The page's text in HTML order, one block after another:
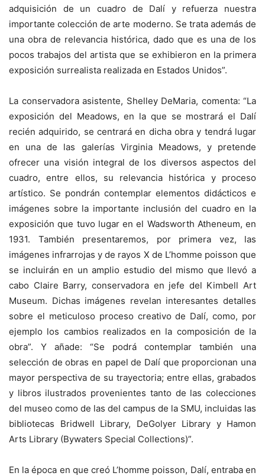
adquisición de un cuadro de Dalí y refuerza nuestra
importante colección de arte moderno. Se trata además de
una obra de relevancia histórica, dado que es una de los
pocos trabajos del artista que se exhibieron en la primera
exposición surrealista realizada en Estados Unidos”.
La conservadora asistente, Shelley DeMaria, comenta: “La
exposición del Meadows, en la que se mostrará el Dalí
recién adquirido, se centrará en dicha obra y tendrá lugar
en una de las galerías Virginia Meadows, y pretende
ofrecer una visión integral de los diversos aspectos del
cuadro, entre ellos, su relevancia histórica y proceso
artístico. Se pondrán contemplar elementos didácticos e
imágenes sobre la importante inclusión del cuadro en la
exposición que tuvo lugar en el Wadsworth Atheneum, en
1931. También presentaremos, por primera vez, las
imágenes infrarrojas y de rayos X de L’homme poisson que
se incluirán en un amplio estudio del mismo que llevó a
cabo Claire Barry, conservadora en jefe del Kimbell Art
Museum. Dichas imágenes revelan interesantes detalles
sobre el meticuloso proceso creativo de Dalí, como, por
ejemplo los cambios realizados en la composición de la
obra”. Y añade: “Se podrá contemplar también una
selección de obras en papel de Dalí que proporcionan una
mayor perspectiva de su trayectoria; entre ellas, grabados
y libros ilustrados provenientes tanto de las colecciones
del museo como de las del campus de la SMU, incluidas las
bibliotecas Bridwell Library, DeGolyer Library y Hamon
Arts Library (Bywaters Special Collections)”.
En la época en que creó L’homme poisson, Dalí, entraba en